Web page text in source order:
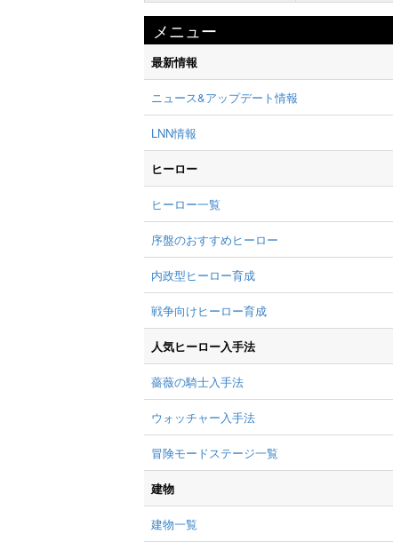
メニュー
最新情報
ニュース&アップデート情報
LNN情報
ヒーロー
ヒーロー一覧
序盤のおすすめヒーロー
内政型ヒーロー育成
戦争向けヒーロー育成
人気ヒーロー入手法
薔薇の騎士入手法
ウォッチャー入手法
冒険モードステージ一覧
建物
建物一覧